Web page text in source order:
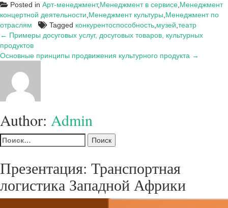
Posted in Арт-менеджмент,Менеджмент в сервисе Менеджмент
концертной деятельности Менеджмент культуры Менеджмент по
отраслям
Tagged конкурентоспособность музей театр
Навигация
по
записям
← Примеры досуговых услуг, досуговых товаров, культурных
продуктов
Основные принципы продвижения культурного продукта →
Author: Admin
Найти:
Презентация: Транспортная
логистика Западной Африки